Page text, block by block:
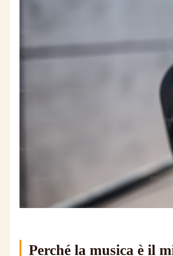
Perché la musica è il